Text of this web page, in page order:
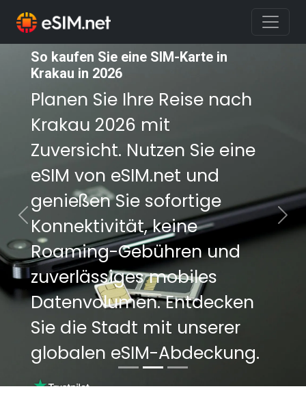
So kaufen Sie eine SIM-Karte in
Krakau in 2026
Planen Sie Ihre Reise nach
Krakau 2026 mit
Zuversicht. Nutzen Sie eine
eSIM von eSIM.net und
genießen Sie sofortige
Konnektivität, keine
Roaming-Gebühren und
zuverlässiges mobiles
Datenvolumen. Entdecken
Sie die Stadt mit unserer
globalen eSIM-Abdeckung.
So kaufen Sie eine SIM-Karte in
Krakau in 2026
Planen Sie Ihre Reise nach
Krakau 2026 mit
Zuversicht. Nutzen Sie eine
eSIM von eSIM.net und
genießen Sie sofortige
Konnektivität, keine
Roaming-Gebühren und
zuverlässiges mobiles
Datenvolumen. Entdecken
Sie die Stadt mit unserer
globalen eSIM-Abdeckung.
Previous Next